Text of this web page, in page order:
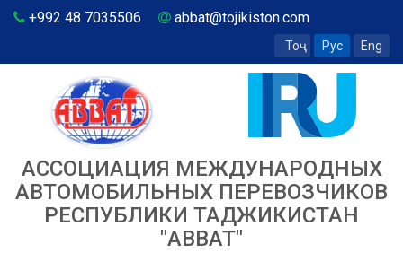
+992 48 7035506 abbat@tojikiston.com
Тоҷ Рус Eng
АССОЦИАЦИЯ МЕЖДУНАРОДНЫХ
АВТОМОБИЛЬНЫХ ПЕРЕВОЗЧИКОВ
РЕСПУБЛИКИ ТАДЖИКИСТАН
"ABBAT"